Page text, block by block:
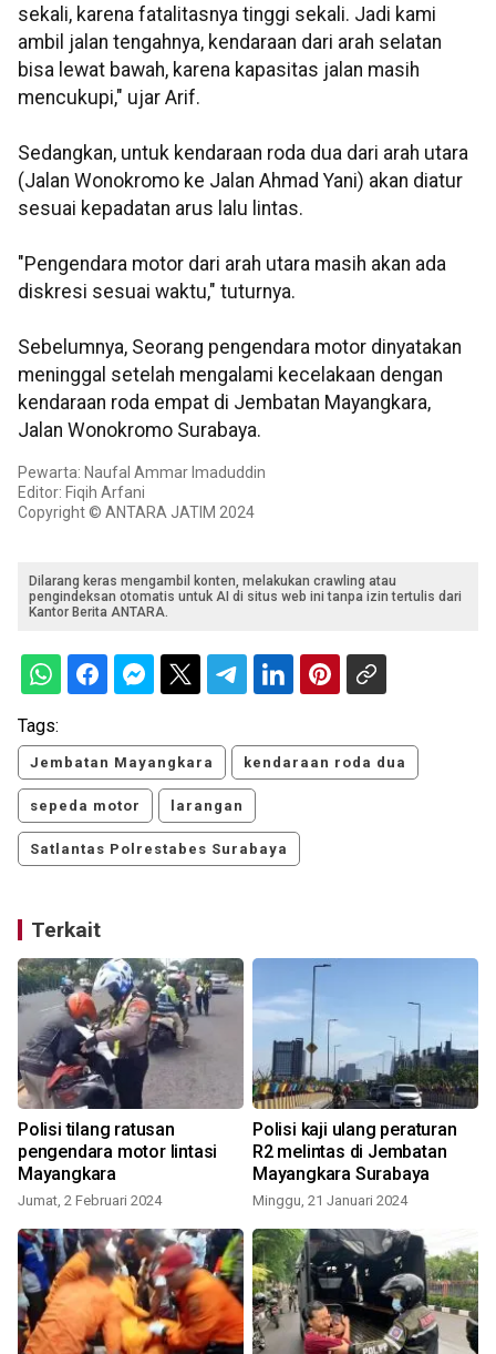
sekali, karena fatalitasnya tinggi sekali. Jadi kami
ambil jalan tengahnya, kendaraan dari arah selatan
bisa lewat bawah, karena kapasitas jalan masih
mencukupi," ujar Arif.
Sedangkan, untuk kendaraan roda dua dari arah utara
(Jalan Wonokromo ke Jalan Ahmad Yani) akan diatur
sesuai kepadatan arus lalu lintas.
"Pengendara motor dari arah utara masih akan ada
diskresi sesuai waktu," tuturnya.
Sebelumnya, Seorang pengendara motor dinyatakan
meninggal setelah mengalami kecelakaan dengan
kendaraan roda empat di Jembatan Mayangkara,
Jalan Wonokromo Surabaya.
Pewarta: Naufal Ammar Imaduddin
Editor: Fiqih Arfani
Copyright © ANTARA JATIM 2024
Dilarang keras mengambil konten, melakukan crawling atau
pengindeksan otomatis untuk AI di situs web ini tanpa izin tertulis dari
Kantor Berita ANTARA.
Tags:
Jembatan Mayangkara kendaraan roda dua
sepeda motor larangan
Satlantas Polrestabes Surabaya
Terkait
Polisi tilang ratusan
pengendara motor lintasi
Mayangkara
Jumat, 2 Februari 2024
Polisi kaji ulang peraturan
R2 melintas di Jembatan
Mayangkara Surabaya
Minggu, 21 Januari 2024